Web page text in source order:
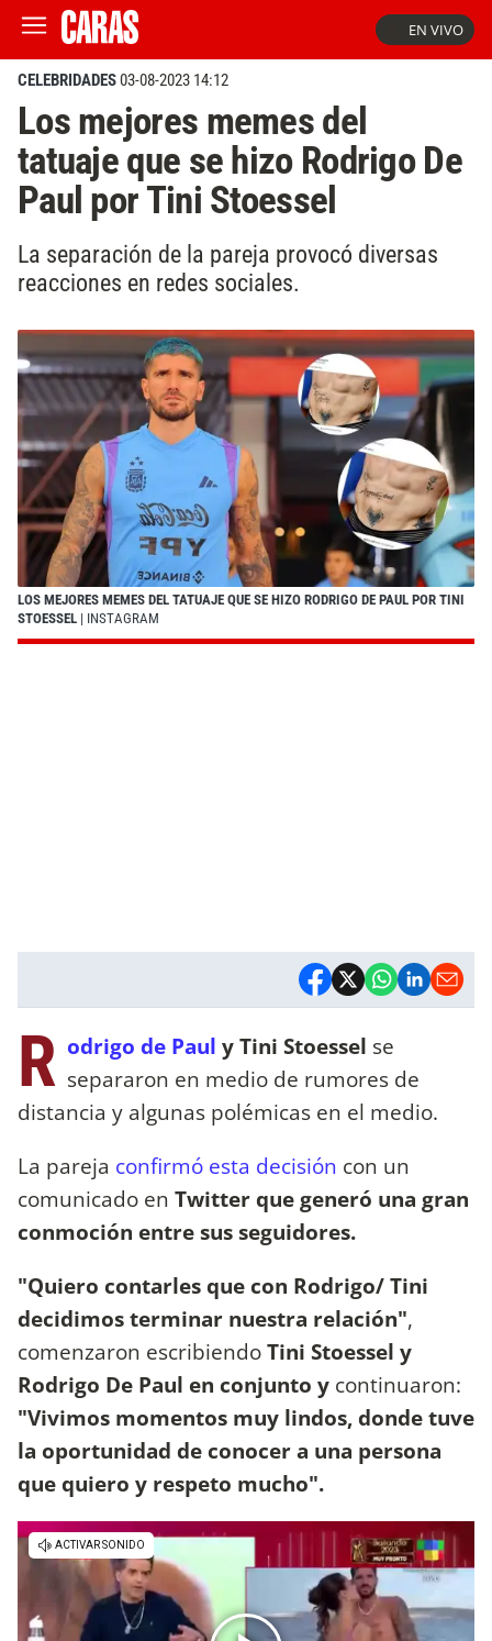
EN VIVO
CELEBRIDADES03-08-2023 14:12
Los mejores memes del
tatuaje que se hizo Rodrigo De
Paul por Tini Stoessel
La separación de la pareja provocó diversas
reacciones en redes sociales.
LOS MEJORES MEMES DEL TATUAJE QUE SE HIZO RODRIGO DE PAUL POR TINI
STOESSEL | INSTAGRAM
R odrigo de Paul y Tini Stoessel se
separaron en medio de rumores de
distancia y algunas polémicas en el medio.
La pareja confirmó esta decisión con un
comunicado en Twitter que generó una gran
conmoción entre sus seguidores.
"Quiero contarles que con Rodrigo/ Tini
decidimos terminar nuestra relación",
comenzaron escribiendoTini Stoessel y
Rodrigo De Paul en conjunto y continuaron:
"Vivimos momentos muy lindos, donde tuve
la oportunidad de conocer a una persona
que quiero y respeto mucho".